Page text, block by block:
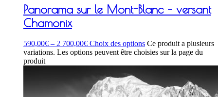
Panorama sur le Mont-Blanc – versant
Chamonix
590,00€ – 2 700,00€ Choix des options Ce produit a plusieurs
variations. Les options peuvent être choisies sur la page du
produit